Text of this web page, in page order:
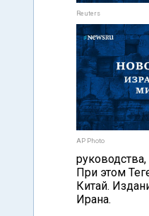
Reuters
AP Photo
При этом
Китай.
Ирана.